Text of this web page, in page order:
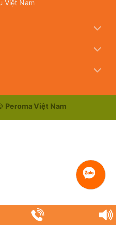
Việt Nam
Peroma Việt Nam